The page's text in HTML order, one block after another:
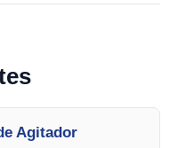
Agitador